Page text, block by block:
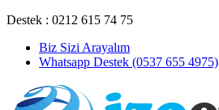
Destek : 0212 615 74 75
Biz Sizi Arayalım
Whatsapp Destek (0537 655 4975)